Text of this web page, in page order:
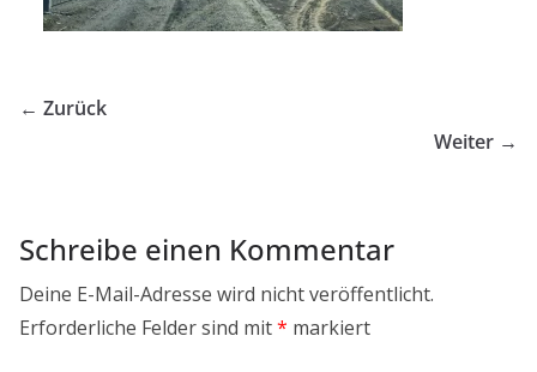
← Zurück
Weiter →
Schreibe einen Kommentar
Deine E-Mail-Adresse wird nicht veröffentlicht.
Erforderliche Felder sind mit* markiert